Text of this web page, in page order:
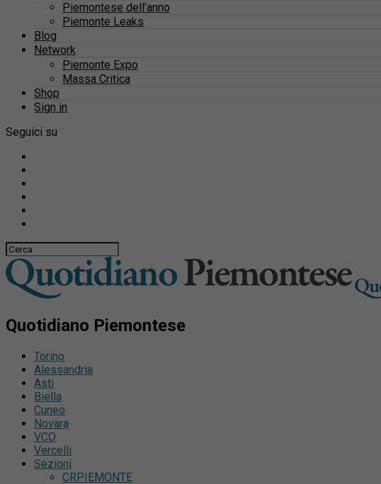
Piemontese dell’anno
Piemonte Leaks
Blog
Network
Piemonte Expo
Massa Critica
Shop
Sign in
Seguici su
Quotidiano Piemontese
Torino
Alessandria
Asti
Biella
Cuneo
Novara
VCO
Vercelli
Sezioni
CRPIEMONTE